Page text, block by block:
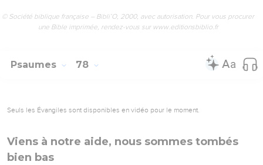
© Société biblique française – Bibli’O, 2000, avec autorisation. Pour vous procurer
une Bible imprimée, rendez-vous sur www.editionsbiblio.fr
Psaumes 78
Seuls les Évangiles sont disponibles en vidéo pour le moment.
Viens à notre aide, nous sommes tombés
bien bas